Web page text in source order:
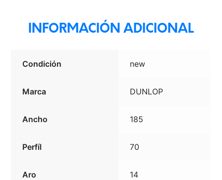
INFORMACIÓN ADICIONAL
Condición new
Marca DUNLOP
Ancho 185
Perfíl 70
Aro 14